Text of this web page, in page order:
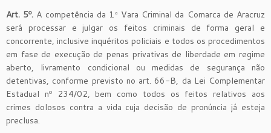
Art. 5º. A competência da 1ª Vara Criminal da Comarca de Aracruz
será processar e julgar os feitos criminais de forma geral e
concorrente, inclusive inquéritos policiais e todos os procedimentos
em fase de execução de penas privativas de liberdade em regime
aberto, livramento condicional ou medidas de segurança não
detentivas, conforme previsto no art. 66-B, da Lei Complementar
Estadual nº 234/02, bem como todos os feitos relativos aos
crimes dolosos contra a vida cuja decisão de pronúncia já esteja
preclusa.